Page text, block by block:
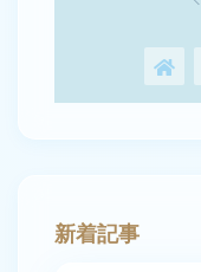
新着記事